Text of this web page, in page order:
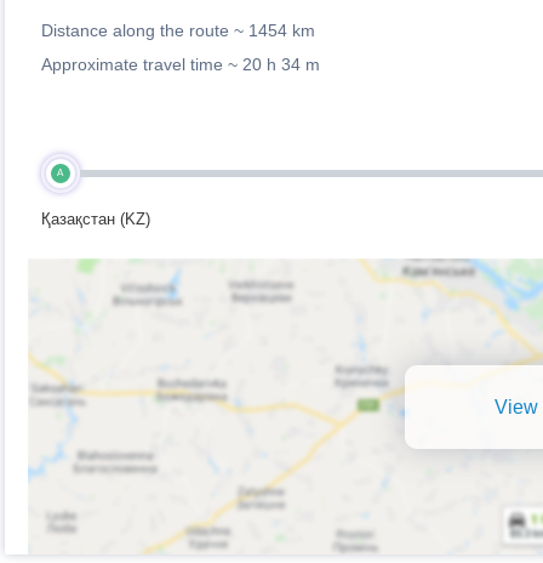
Distance along the route ~ 1454 km
Approximate travel time ~ 20 h 34 m
A
Қазақстан (KZ)
View